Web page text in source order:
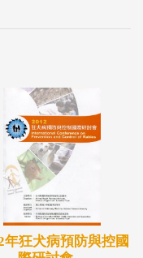
年狂犬病預防與控國